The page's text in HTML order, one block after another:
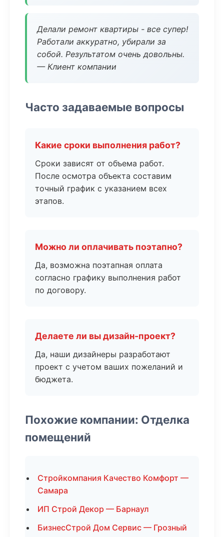
Делали ремонт квартиры - все супер!
Работали аккуратно, убирали за
собой. Результатом очень довольны.
— Клиент компании
Часто задаваемые вопросы
Какие сроки выполнения работ?
Сроки зависят от объема работ.
После осмотра объекта составим
точный график с указанием всех
этапов.
Можно ли оплачивать поэтапно?
Да, возможна поэтапная оплата
согласно графику выполнения работ
по договору.
Делаете ли вы дизайн-проект?
Да, наши дизайнеры разработают
проект с учетом ваших пожеланий и
бюджета.
Похожие компании: Отделка
помещений
Стройкомпания Качество Комфорт —
Самара
ИП Строй Декор — Барнаул
БизнесСтрой Дом Сервис — Грозный